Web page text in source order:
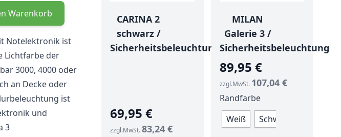
View larger image
Warenkorb
Notelektronik ist
Lichtfarbe der
3000, 4000 oder
an Decke oder
ist
und
3
CARINA 2
schwarz /
Sicherheitsbeleuchtung
69,95 €
zzgl.MwSt.83,24 €
MILAN
Galerie 3 /
Sicherheitsbeleuchtung
89,95 €
zzgl.MwSt. 107,04 €
Randfarbe
Randfarbe
Weiß Schwarz